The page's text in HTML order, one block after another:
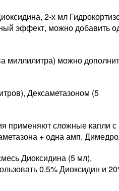
2-х мл
эффект, можно добавить
миллилитра) можно
Дексаметазоном (5
применяют сложные капли с
+ одна амп.
Диоксидина (5 мл),
0.5% Диоксидин и